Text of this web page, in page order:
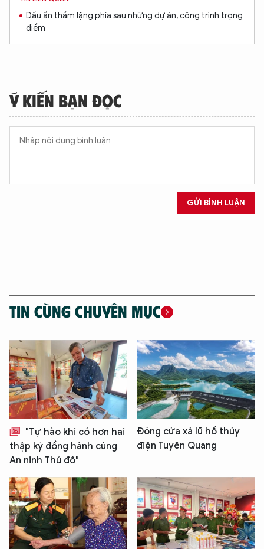
Dấu ấn thầm lặng phía sau những dự án, công trình trọng
điểm
Ý KIẾN BẠN ĐỌC
GỬI BÌNH LUẬN
TIN CÙNG CHUYÊN MỤC
"Tự hào khi có hơn hai
thập kỷ đồng hành cùng
An ninh Thủ đô"
Đóng cửa xả lũ hồ thủy
điện Tuyên Quang